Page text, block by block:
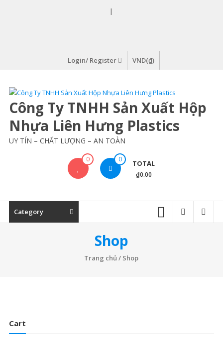
|
Login/ Register VND(₫)
Công Ty TNHH Sản Xuất Hộp
Nhựa Liên Hưng Plastics
UY TÍN – CHẤT LƯỢNG – AN TOÀN
0 0 TOTAL
₫0.00
Category
Shop
Trang chủ / Shop
Cart